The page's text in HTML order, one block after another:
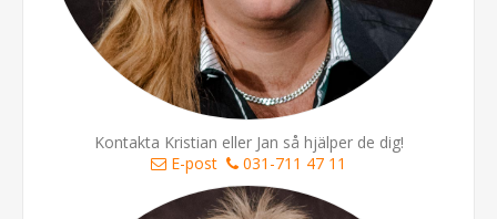
Kontakta Kristian eller Jan så hjälper de dig!
E-post
031-711 47 11